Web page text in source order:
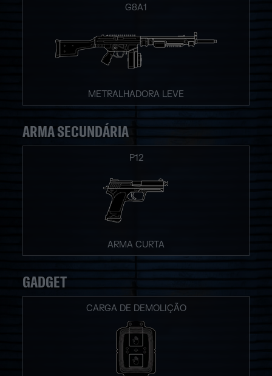
G8A1
METRALHADORA LEVE
ARMA SECUNDÁRIA
P12
ARMA CURTA
GADGET
CARGA DE DEMOLIÇÃO